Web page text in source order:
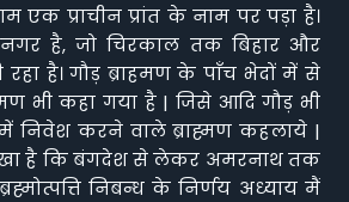
एक प्राचीन प्रांत के नाम पर पड़ा है।
नगर है, जो चिरकाल तक बिहार और
रहा है। गौड़ ब्राहमण के पाँच भेदों में से
भी कहा गया है | जिसे आदि गौड़ भी
निवेश करने वाले ब्राह्मण कहलाये |
है कि बंगदेश से लेकर अमरनाथ तक
निबन्ध के निर्णय अध्याय मैं